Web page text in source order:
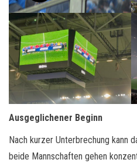
Ausgeglichener Beginn
Nach kurzer Unterbrechung kann
beide Mannschaften gehen